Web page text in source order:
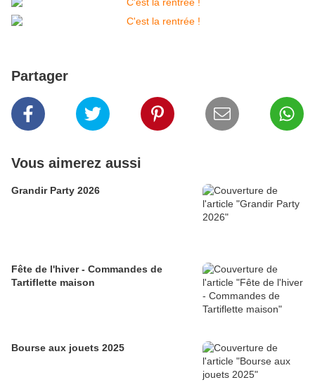
Partager
Vous aimerez aussi
Grandir Party 2026
Fête de l'hiver - Commandes de
Tartiflette maison
Bourse aux jouets 2025